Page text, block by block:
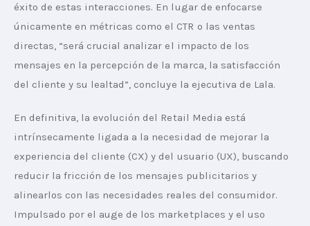
éxito de estas interacciones. En lugar de enfocarse
únicamente en métricas como el CTR o las ventas
directas, “será crucial analizar el impacto de los
mensajes en la percepción de la marca, la satisfacción
del cliente y su lealtad”, concluye la ejecutiva de Lala.
En definitiva, la evolución del Retail Media está
intrínsecamente ligada a la necesidad de mejorar la
experiencia del cliente (CX) y del usuario (UX), buscando
reducir la fricción de los mensajes publicitarios y
alinearlos con las necesidades reales del consumidor.
Impulsado por el auge de los marketplaces y el uso